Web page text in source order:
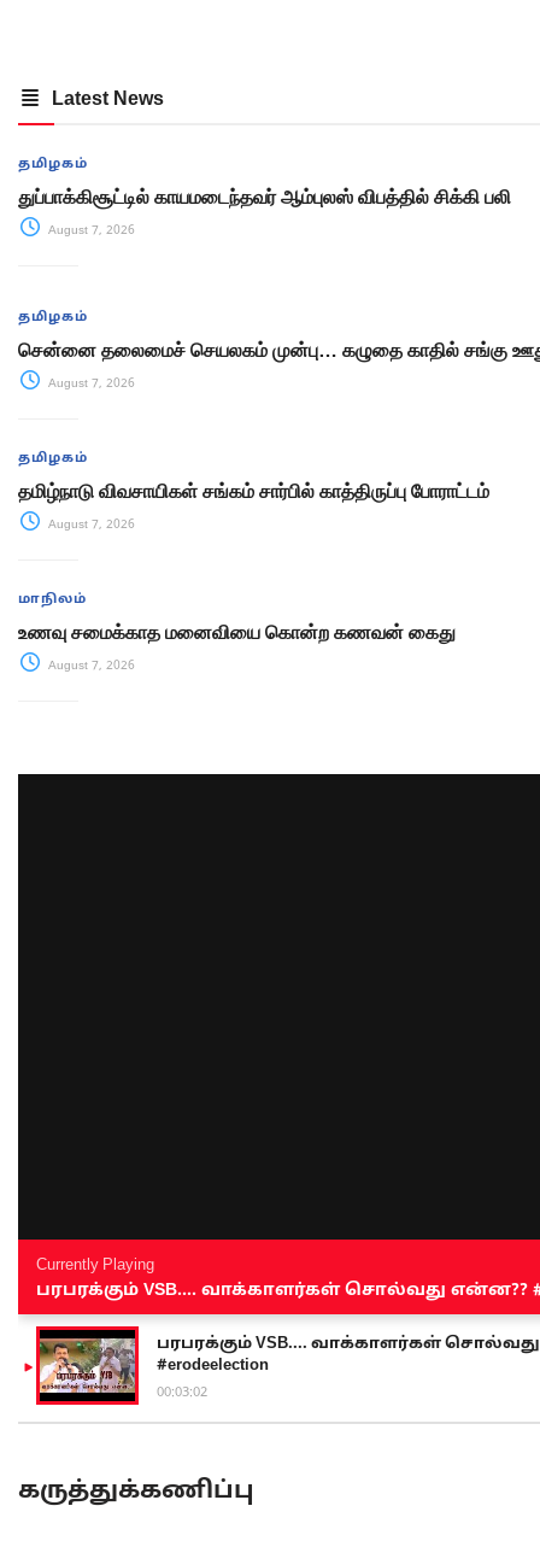
Latest News
தமிழகம்
துப்பாக்கிசூட்டில் காயமடைந்தவர் ஆம்புலஸ் விபத்தில் சிக்கி பலி
August 7, 2026
தமிழகம்
சென்னை தலைமைச் செயலகம் முன்பு… கழுதை காதில் சங்கு
August 7, 2026
தமிழகம்
தமிழ்நாடு விவசாயிகள் சங்கம் சார்பில் காத்திருப்பு போராட்டம்
August 7, 2026
மாநிலம்
உணவு சமைக்காத மனைவியை கொன்ற கணவன் கைது
August 7, 2026
Currently Playing
பரபரக்கும் VSB.... வாக்காளர்கள் சொல்வது என்ன??
பரபரக்கும் VSB.... வாக்காளர்கள் சொல்வது
#erodeelection
00:03:02
கருத்துக்கணிப்பு